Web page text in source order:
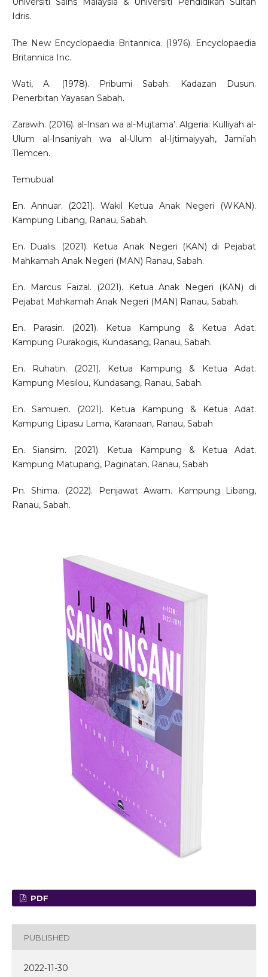
Idris.
The New Encyclopaedia Britannica. (1976). Encyclopaedia
Britannica Inc.
Wati, A. (1978). Pribumi Sabah: Kadazan Dusun.
Penerbitan Yayasan Sabah.
Zarawih. (2016). al-Insan wa al-Mujtama’. Algeria: Kulliyah al-
Ulum al-Insaniyah wa al-Ulum al-Ijtimaiyyah, Jami’ah
Tlemcen.
Temubual
En. Annuar. (2021). Wakil Ketua Anak Negeri (WKAN).
Kampung Libang, Ranau, Sabah.
En. Dualis. (2021). Ketua Anak Negeri (KAN) di Pejabat
Mahkamah Anak Negeri (MAN) Ranau, Sabah.
En. Marcus Faizal. (2021). Ketua Anak Negeri (KAN) di
Pejabat Mahkamah Anak Negeri (MAN) Ranau, Sabah.
En. Parasin. (2021). Ketua Kampung & Ketua Adat.
Kampung Purakogis, Kundasang, Ranau, Sabah.
En. Ruhatin. (2021). Ketua Kampung & Ketua Adat.
Kampung Mesilou, Kundasang, Ranau, Sabah.
En. Samuien. (2021). Ketua Kampung & Ketua Adat.
Kampung Lipasu Lama, Karanaan, Ranau, Sabah
En. Siansim. (2021). Ketua Kampung & Ketua Adat.
Kampung Matupang, Paginatan, Ranau, Sabah
Pn. Shima. (2022). Penjawat Awam. Kampung Libang,
Ranau, Sabah.
PDF
PUBLISHED
2022-11-30